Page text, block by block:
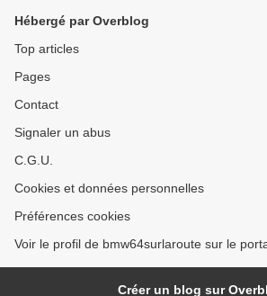
Hébergé par Overblog
Top articles
Pages
Contact
Signaler un abus
C.G.U.
Cookies et données personnelles
Préférences cookies
Voir le profil de bmw64surlaroute sur le
Créer un blog sur